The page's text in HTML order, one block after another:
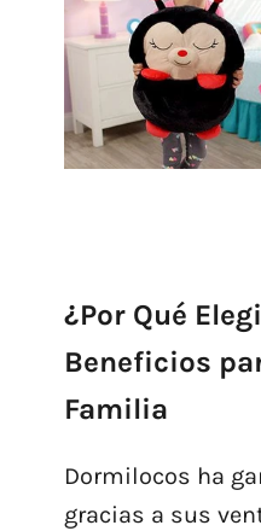
¿Por Qué
Beneficios
Familia
Dormilocos ha
gracias a sus